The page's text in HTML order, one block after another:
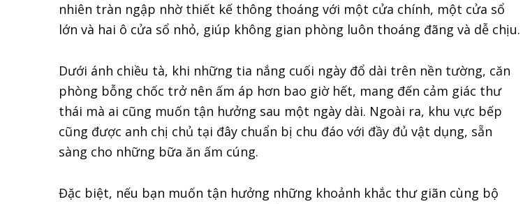
nhiên tràn ngập nhờ thiết kế thông thoáng với một cửa chính, một cửa sổ
lớn và hai ô cửa sổ nhỏ, giúp không gian phòng luôn thoáng đãng và dễ chịu.
Dưới ánh chiều tà, khi những tia nắng cuối ngày đổ dài trên nền tường, căn
phòng bỗng chốc trở nên ấm áp hơn bao giờ hết, mang đến cảm giác thư
thái mà ai cũng muốn tận hưởng sau một ngày dài. Ngoài ra, khu vực bếp
cũng được anh chị chủ tại đây chuẩn bị chu đáo với đầy đủ vật dụng, sẵn
sàng cho những bữa ăn ấm cúng.
Đặc biệt, nếu bạn muốn tận hưởng những khoảnh khắc thư giãn cùng bộ